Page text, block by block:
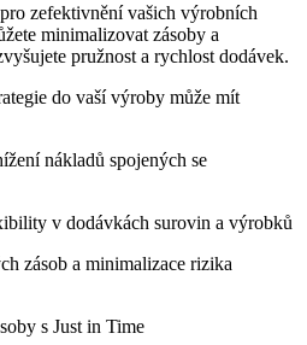
zefektivnění vašich výrobních
minimalizovat zásoby a
pružnost a rychlost dodávek.
do vaší výroby může mít
nákladů spojených se
v dodávkách surovin a výrobků
zásob a minimalizace rizika